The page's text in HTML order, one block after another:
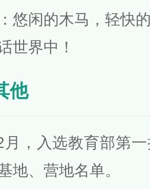
悠闲的木马，轻快
世界中！
他
月，入选教育部第
地、营地名单。